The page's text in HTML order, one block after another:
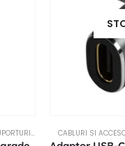
SI ACCESORII CABLURI SI